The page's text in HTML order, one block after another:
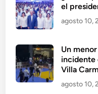
el
agosto 10,
Un
incidente
Villa
agosto 10,